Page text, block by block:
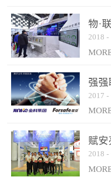
力和闲难，同时也将造成
巨大的经济损失和社会影
响，基至还会造成人员伤
亡。图像型火灾探测器正
是针对这种高大空间建筑
物的消防设施、设备通过
现场图像的实时获取、预
处理和特征提取分析，实
现火焰的跟踪和识别。能
更早的进行预警，达到早
报早防的效果。 系统构
成示意图： 图像型火灾
物·
赋安
满落
2018 -
强强
集团
2017 -
赋安
慧消
2018 -